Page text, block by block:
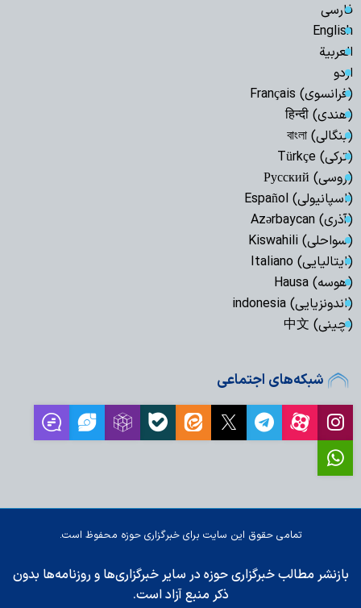
فارسی
English
العربیة
اردو
(فرانسوی) Français
(هندی) हिन्दी
(بنگالی) বাংলা
(ترکی) Türkçe
(روسی) Русский
(اسپانیولی) Español
(آذری) Azərbaycan
(سواحلی) Kiswahili
(ایتالیایی) Italiano
(هوسه) Hausa
(اندونزیایی) indonesia
(چینی) 中文
شبکه‌های اجتماعی
تمامی حقوق این سایت برای خبرگزاری حوزه محفوظ است.
بازنشر مطالب خبرگزاری حوزه در سایر خبرگزاری‌ها و روزنامه‌ها بدون
ذکر منبع آزاد است.